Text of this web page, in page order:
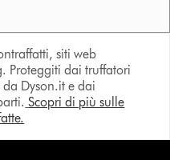
siti web
Proteggiti dai truffatori
Dyson.it e dai
Scopri di più sulle